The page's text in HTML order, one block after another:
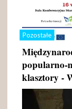
Pozostałe
popularno-
klasztory -